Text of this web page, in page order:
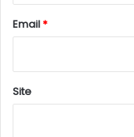
*
Email*
Site